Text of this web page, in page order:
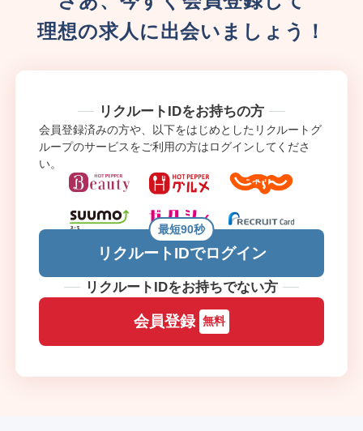
理想の求人に出会いましょう！
リクルートIDをお持ちの方
会員登録済みの方や、以下をはじめとしたリクルートグ
ループのサービスをご利用の方はログインしてくださ
い。
リクルートIDでログイン
最短90秒
リクルートIDをお持ちでない方
会員登録 無料